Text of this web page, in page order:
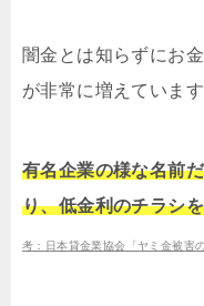
闇金とは知らずにお
が非常に増えています
有名企業の様な名前
り、低金利のチラシ
考：日本貸金業協会「ヤミ金被害の